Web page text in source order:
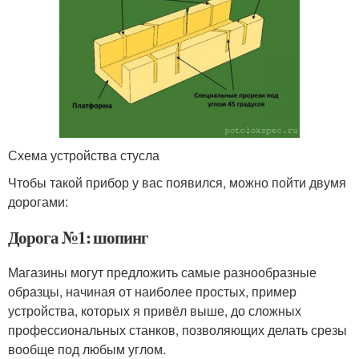
Схема устройства стусла
Чтобы такой прибор у вас появился, можно пойти двумя
дорогами:
Дорога №1: шопинг
Магазины могут предложить самые разнообразные
образцы, начиная от наиболее простых, пример
устройства, которых я привёл выше, до сложных
профессиональных станков, позволяющих делать срезы
вообще под любым углом.